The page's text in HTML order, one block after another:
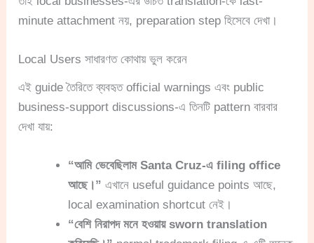
minute attachment নয়, preparation step হিসেবে দেখা।
Local Users সাধারণত কোথায় ভুল করেন
এই guide তৈরিতে ব্যবহৃত official warnings এবং public
business-support discussions-এ তিনটি pattern বারবার
দেখা যায়:
“আমি ভেবেছিলাম Santa Cruz-এ filing office
আছে।” এখানে useful guidance points আছে,
local examination shortcut নেই।
“বেশি নিরাপদ মনে হওয়ায় sworn translation